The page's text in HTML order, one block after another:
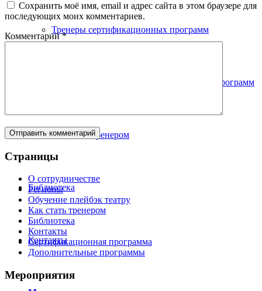
Тренеры сертификационных программ
Тренеры базового курса и тематических программ
Как стать тренером
Библиотека
Контакты
Сохранить моё имя, email и адрес сайта в этом браузере для
последующих моих комментариев.
Комментарий*
Страницы
О сотрудничестве
Регионы
Обучение плейбэк театру
Как стать тренером
Библиотека
Контакты
Сертификационная программа
Дополнительные программы
Мероприятия